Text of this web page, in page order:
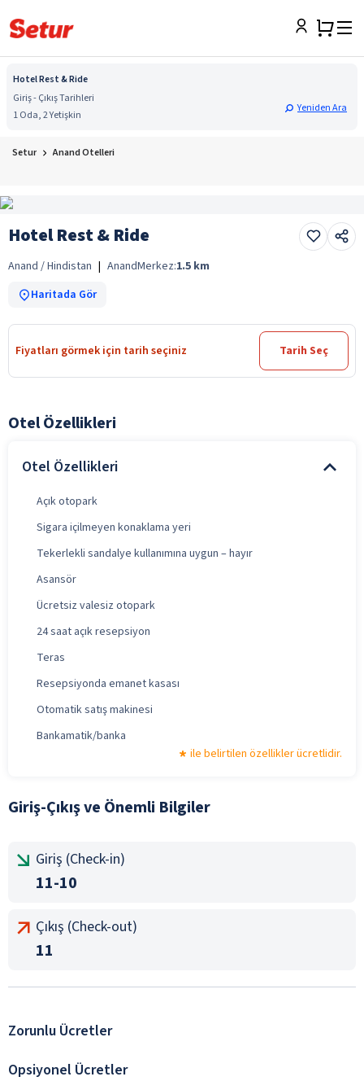
Hotel Rest & Ride
Giriş - Çıkış Tarihleri
1 Oda, 2 Yetişkin
Yeniden Ara
Setur Anand Otelleri
Hotel Rest & Ride
Anand / Hindistan | AnandMerkez:1.5 km
Haritada Gör
Fiyatları görmek için tarih seçiniz Tarih Seç
Otel Özellikleri
Otel Özellikleri
Açık otopark
Sigara içilmeyen konaklama yeri
Tekerlekli sandalye kullanımına uygun – hayır
Asansör
Ücretsiz valesiz otopark
24 saat açık resepsiyon
Teras
Resepsiyonda emanet kasası
Otomatik satış makinesi
Bankamatik/banka
ile belirtilen özellikler ücretlidir.
Giriş-Çıkış ve Önemli Bilgiler
Giriş (Check-in)
11-10
Çıkış (Check-out)
11
Zorunlu Ücretler
Opsiyonel Ücretler